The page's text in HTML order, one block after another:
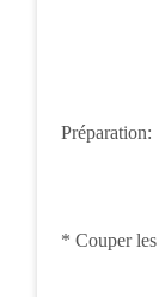
Préparation:
* Couper